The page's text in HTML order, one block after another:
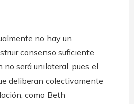
no hay un
consenso suficiente
será unilateral, pues el
deliberan colectivamente
como Beth